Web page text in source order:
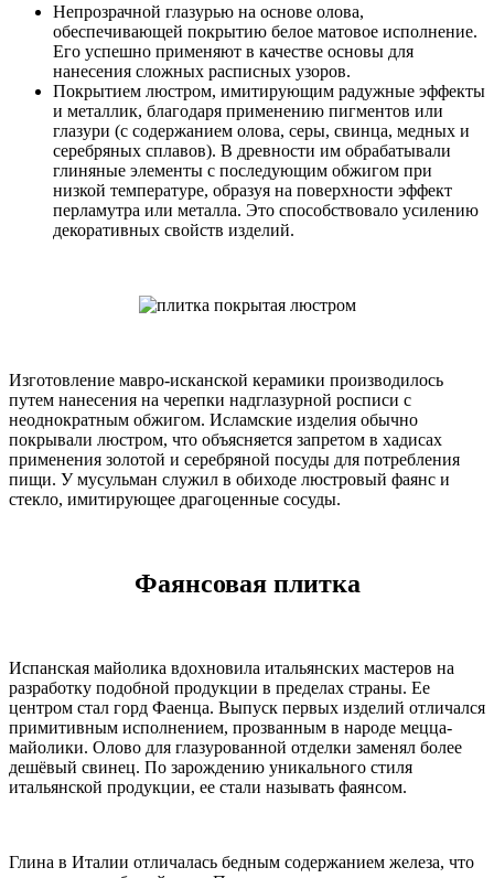
Непрозрачной глазурью на основе олова,
обеспечивающей покрытию белое матовое исполнение.
Его успешно применяют в качестве основы для
нанесения сложных расписных узоров.
Покрытием люстром, имитирующим радужные эффекты
и металлик, благодаря применению пигментов или
глазури (с содержанием олова, серы, свинца, медных и
серебряных сплавов). В древности им обрабатывали
глиняные элементы с последующим обжигом при
низкой температуре, образуя на поверхности эффект
перламутра или металла. Это способствовало усилению
декоративных свойств изделий.
Изготовление мавро-исканской керамики производилось
путем нанесения на черепки надглазурной росписи с
неоднократным обжигом. Исламские изделия обычно
покрывали люстром, что объясняется запретом в хадисах
применения золотой и серебряной посуды для потребления
пищи. У мусульман служил в обиходе люстровый фаянс и
стекло, имитирующее драгоценные сосуды.
Фаянсовая плитка
Испанская майолика вдохновила итальянских мастеров на
разработку подобной продукции в пределах страны. Ее
центром стал горд Фаенца. Выпуск первых изделий отличался
примитивным исполнением, прозванным в народе мецца-
майолики. Олово для глазурованной отделки заменял более
дешёвый свинец. По зарождению уникального стиля
итальянской продукции, ее стали называть фаянсом.
Глина в Италии отличалась бедным содержанием железа, что